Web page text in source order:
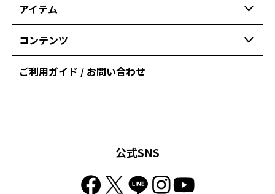
アイテム
コンテンツ
ご利用ガイド / お問い合わせ
公式SNS